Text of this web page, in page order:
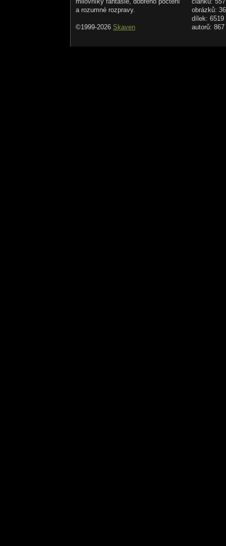
a rozumné rozpravy.
©1999-2026 Skaven
obrázků:
dílek: 6519
autorů: 867